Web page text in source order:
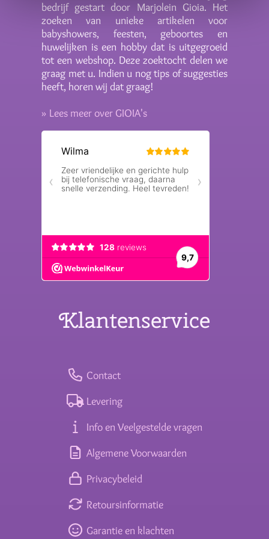
bedrijf gestart door Marjolein Gioia. Het
zoeken van unieke artikelen voor
babyshowers, feesten, geboortes en
huwelijken is een hobby dat is uitgegroeid
tot een webshop. Deze zoektocht delen we
graag met u. Indien u nog tips of suggesties
heeft, horen wij dat graag!
» Lees meer over GIOIA's
Klantenservice
Contact
Levering
Info en Veelgestelde vragen
Algemene Voorwaarden
Privacybeleid
Retoursinformatie
Garantie en klachten